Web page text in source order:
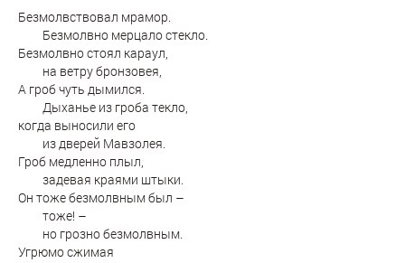
Безмолвствовал мрамор.
Безмолвно мерцало стекло.
Безмолвно стоял караул,
на ветру бронзовея,
А гроб чуть дымился.
Дыханье из гроба текло,
когда выносили его
из дверей Мавзолея.
Гроб медленно плыл,
задевая краями штыки.
Он тоже безмолвным был –
тоже! –
но грозно безмолвным.
Угрюмо сжимая